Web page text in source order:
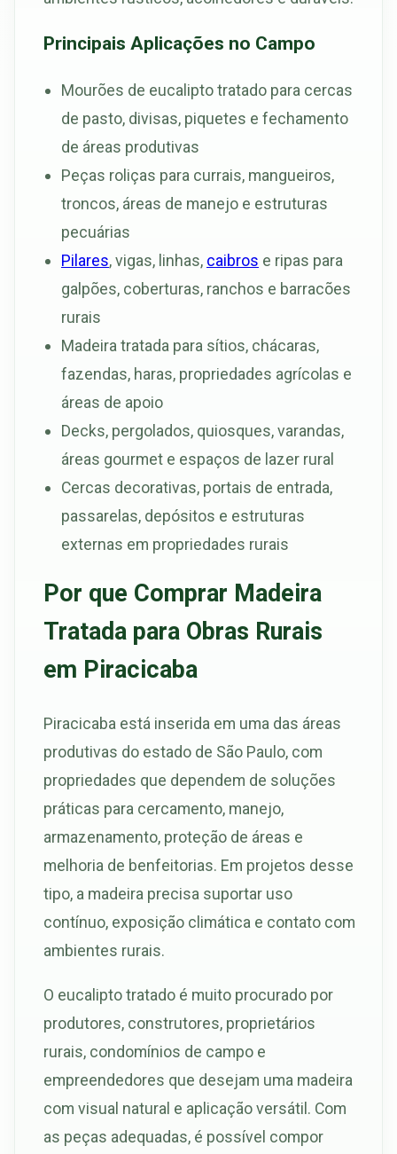
Principais Aplicações no Campo
Mourões de eucalipto tratado para cercas
de pasto, divisas, piquetes e fechamento
de áreas produtivas
Peças roliças para currais, mangueiros,
troncos, áreas de manejo e estruturas
pecuárias
Pilares, vigas, linhas, caibros e ripas para
galpões, coberturas, ranchos e barracões
rurais
Madeira tratada para sítios, chácaras,
fazendas, haras, propriedades agrícolas e
áreas de apoio
Decks, pergolados, quiosques, varandas,
áreas gourmet e espaços de lazer rural
Cercas decorativas, portais de entrada,
passarelas, depósitos e estruturas
externas em propriedades rurais
Por que Comprar Madeira
Tratada para Obras Rurais
em Piracicaba
Piracicaba está inserida em uma das áreas
produtivas do estado de São Paulo, com
propriedades que dependem de soluções
práticas para cercamento, manejo,
armazenamento, proteção de áreas e
melhoria de benfeitorias. Em projetos desse
tipo, a madeira precisa suportar uso
contínuo, exposição climática e contato com
ambientes rurais.
O eucalipto tratado é muito procurado por
produtores, construtores, proprietários
rurais, condomínios de campo e
empreendedores que desejam uma madeira
com visual natural e aplicação versátil. Com
as peças adequadas, é possível compor